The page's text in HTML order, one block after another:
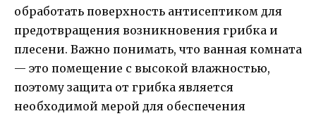
обработать поверхность антисептиком для
предотвращения возникновения грибка и
плесени. Важно понимать, что ванная комната
— это помещение с высокой влажностью,
поэтому защита от грибка является
необходимой мерой для обеспечения